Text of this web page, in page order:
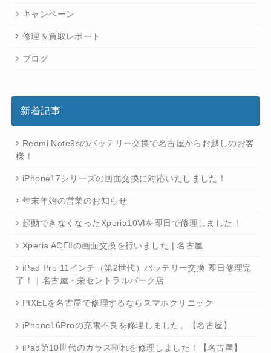
キャンペーン
修理＆買取レポート
ブログ
新着記事
Redmi Note9sのバッテリー交換で名古屋からお越しのお客
様！
iPhone17シリーズの画面交換に対応いたしました！
年末年始の営業のお知らせ
起動できなくなったXperia10Ⅵを即日で修理しました！
Xperia ACEⅡの画面交換を行いました | 名古屋
iPad Pro 11インチ（第2世代）バッテリー交換 即日修理完
了！｜名古屋・栄セントラルパーク店
PIXELを名古屋で修理するならスマホクリニック
iPhone16Proの充電不良を修理しました。【名古屋】
iPad第10世代のガラス割れを修理しました！【名古屋】